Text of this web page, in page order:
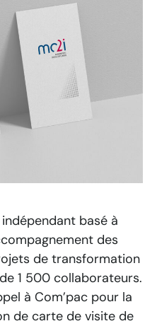
basé à
des
de transformation
1 500 collaborateurs.
à Com’pac pour la
de carte de visite de